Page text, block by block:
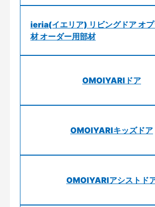
ieria(イエリア) リビングドア オ
材 オーダー用部材
OMOIYARIドア
OMOIYARIキッズドア
OMOIYARIアシストド